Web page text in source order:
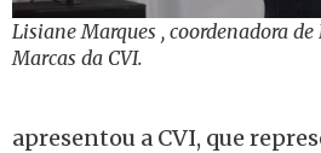
Lisiane Marques , coordenadora
Marcas da CVI.
apresentou a CVI, que